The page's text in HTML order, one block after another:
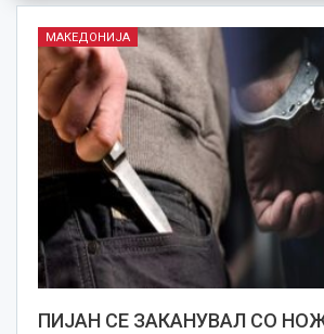
МАКЕДОНИЈА
ПИЈАН СЕ ЗАКАНУВАЛ СО